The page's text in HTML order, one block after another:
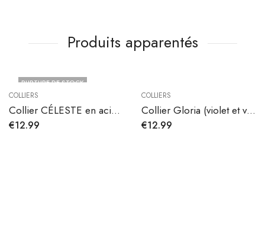
Produits apparentés
RUPTURE DE STOCK
COLLIERS
Collier CÉLESTE en acier inoxydable
€12.99
COLLIERS
Collier Gloria (violet et vert)
€12.99